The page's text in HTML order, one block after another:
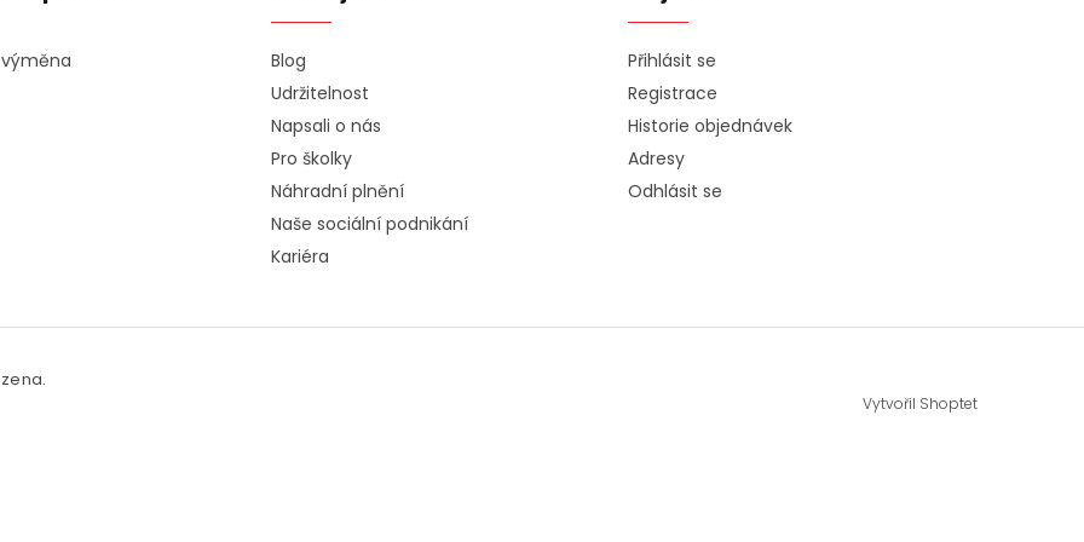
Blog
Udržitelnost
Napsali o nás
Pro školky
Náhradní plnění
Naše sociální podnikání
Kariéra
Přihlásit se
Registrace
Historie objednávek
Adresy
Odhlásit se
Vytvořil Shoptet